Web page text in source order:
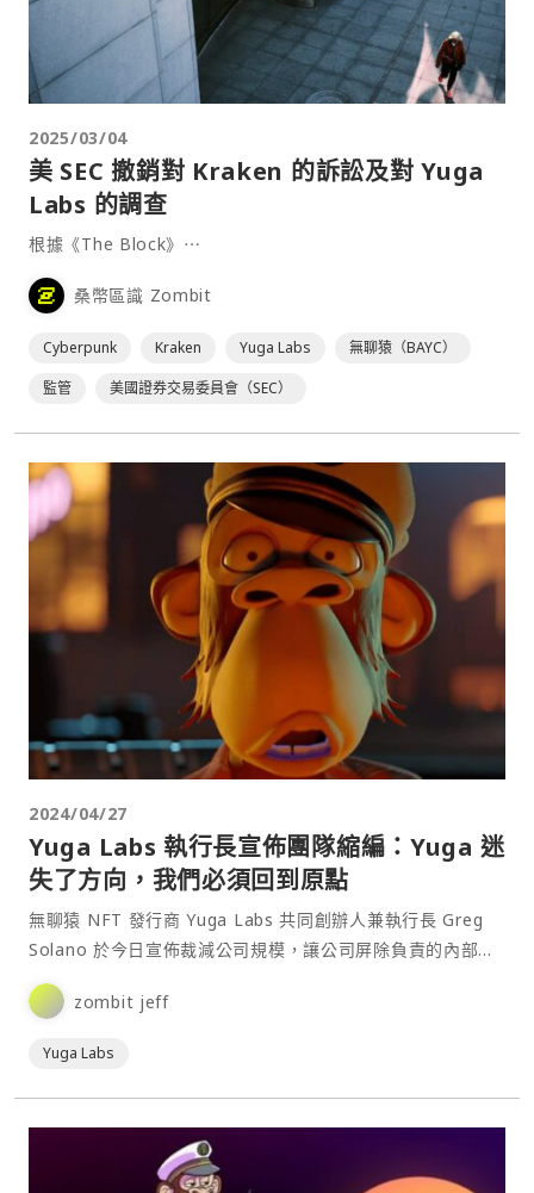
2025/03/04
美 SEC 撤銷對 Kraken 的訴訟及對 Yuga
Labs 的調查
根據《The Block》⋯
桑幣區識 Zombit
Cyberpunk Kraken Yuga Labs
無聊猿（BAYC）
監管
美國證券交易委員會（SEC）
2024/04/27
Yuga Labs 執行長宣佈團隊縮編：Yuga 迷
失了方向，我們必須回到原點
無聊猿 NFT 發行商 Yuga Labs 共同創辦人兼執行長 Greg
Solano 於今日宣佈裁減公司規模，讓公司屏除負責的內部程
序與組織架構，回歸小而美的團隊並找回最初的創新精神。⋯
zombit jeff
Yuga Labs